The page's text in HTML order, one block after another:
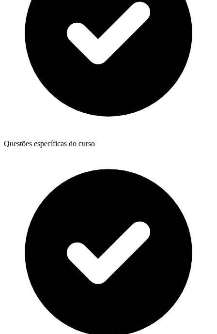
Questões específicas do curso